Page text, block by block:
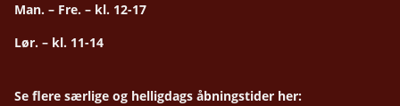
Man. – Fre. – kl. 12-17
Lør. – kl. 11-14
Se flere særlige og helligdags åbningstider her: